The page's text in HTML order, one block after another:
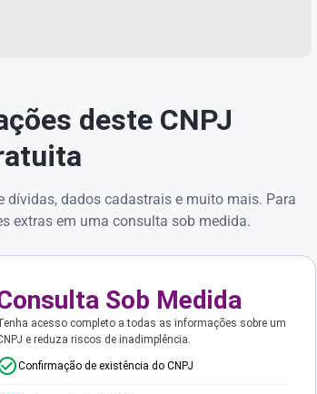
deste CNPJ
dívidas, dados cadastrais e muito mais. Para
extras em uma consulta sob medida.
Sob Medida
acesso completo a todas as informações sobre um
e reduza riscos de inadimplência.
Confirmação de existência do CNPJ